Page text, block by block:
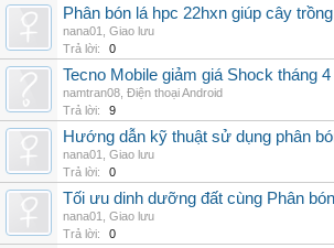
Phân bón lá hpc 22hxn giúp cây
nana01
Giao lưu
Trả lời:
0
Tecno Mobile giảm giá Shock tháng 4
namtran08 Điện thoại Android
Trả lời:
9
Hướng dẫn kỹ thuật sử dụng phân
nana01
Giao lưu
Trả lời:
0
Tối ưu dinh dưỡng đất cùng Phân
nana01
Giao lưu
Trả lời:
0